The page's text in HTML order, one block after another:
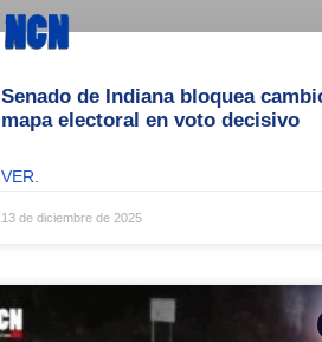
Senado de Indiana bloquea
mapa electoral en voto decisivo
VER.
13 de diciembre de 2025